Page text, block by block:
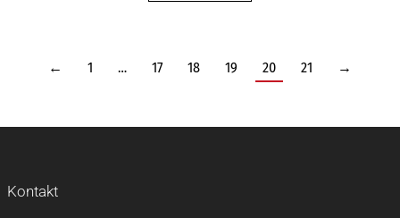
← 1 … 17 18 19 20 21 →
Kontakt